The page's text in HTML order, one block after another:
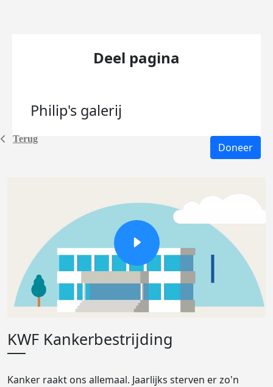
Terug
Deel pagina
Philip's galerij
Doneer
KWF Kankerbestrijding
Kanker raakt ons allemaal. Jaarlijks sterven er zo'n